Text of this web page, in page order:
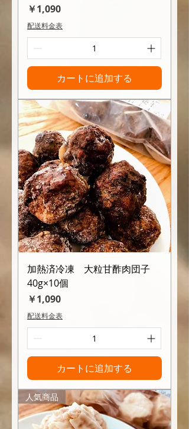
価格
￥1,090
配送料金表
カートに追加する
加熱済冷凍 大粒甘酢肉団子
40g×10個
価格
￥1,090
配送料金表
カートに追加する
人気商品